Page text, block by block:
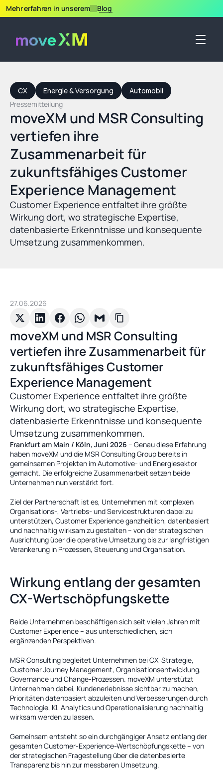
Mehr erfahren in unserem Blog
CX Energie & Versorgung
Automobil
Pressemitteilung
moveXM und MSR Consulting
vertiefen ihre
Zusammenarbeit für
zukunftsfähiges Customer
Experience Management
Customer Experience entfaltet ihre größte
Wirkung dort, wo strategische Expertise,
datenbasierte Erkenntnisse und konsequente
Umsetzung zusammenkommen.
27.06.2026
moveXM und MSR Consulting
vertiefen ihre Zusammenarbeit für
zukunftsfähiges Customer
Experience Management
Customer Experience entfaltet ihre größte
Wirkung dort, wo strategische Expertise,
datenbasierte Erkenntnisse und konsequente
Umsetzung zusammenkommen.
Frankfurt am Main / Köln, Juni 2026 – Genau diese Erfahrung
haben moveXM und die MSR Consulting Group bereits in
gemeinsamen Projekten im Automotive- und Energiesektor
gemacht. Die erfolgreiche Zusammenarbeit setzen beide
Unternehmen nun verstärkt fort.
Ziel der Partnerschaft ist es, Unternehmen mit komplexen
Organisations-, Vertriebs- und Servicestrukturen dabei zu
unterstützen, Customer Experience ganzheitlich, datenbasiert
und nachhaltig wirksam zu gestalten – von der strategischen
Ausrichtung über die operative Umsetzung bis zur langfristigen
Verankerung in Prozessen, Steuerung und Organisation.
Wirkung entlang der gesamten
CX-Wertschöpfungskette
Beide Unternehmen beschäftigen sich seit vielen Jahren mit
Customer Experience – aus unterschiedlichen, sich
ergänzenden Perspektiven.
MSR Consulting begleitet Unternehmen bei CX-Strategie,
Customer Journey Management, Organisationsentwicklung,
Governance und Change-Prozessen. moveXM unterstützt
Unternehmen dabei, Kundenerlebnisse sichtbar zu machen,
Prioritäten datenbasiert abzuleiten und Verbesserungen durch
Technologie, KI, Analytics und Operationalisierung nachhaltig
wirksam werden zu lassen.
Gemeinsam entsteht so ein durchgängiger Ansatz entlang der
gesamten Customer-Experience-Wertschöpfungskette – von
der strategischen Fragestellung über die datenbasierte
Transparenz bis hin zur messbaren Umsetzung.